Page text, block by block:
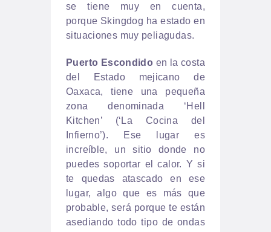
se tiene muy en cuenta,
porque Skingdog ha estado en
situaciones muy peliagudas.
Puerto Escondido en la costa
del Estado mejicano de
Oaxaca, tiene una pequeña
zona denominada ‘Hell
Kitchen’ (‘La Cocina del
Infierno’). Ese lugar es
increíble, un sitio donde no
puedes soportar el calor. Y si
te quedas atascado en ese
lugar, algo que es más que
probable, será porque te están
asediando todo tipo de ondas